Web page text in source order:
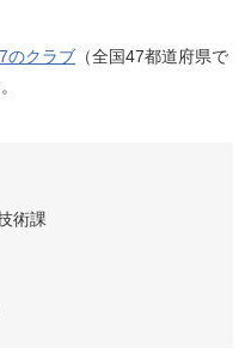
のクラブ （全国47都道府県で
術課